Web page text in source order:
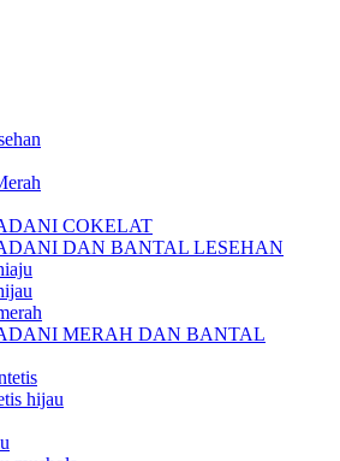
COKELAT
DAN BANTAL LESEHAN
MERAH DAN BANTAL
hijau